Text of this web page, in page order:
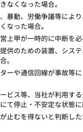
なくなった場合。
暴動、労働争議等によ
なった場合。
上甲が一時的に中断を必
供のための装置、シス
。
ーや通信回線が事故等
ビス等、当社が利用す
て停止・不安定な状態に
止むを得ないと判断した